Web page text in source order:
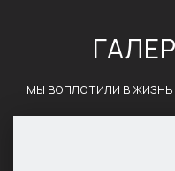
мы воплотили в